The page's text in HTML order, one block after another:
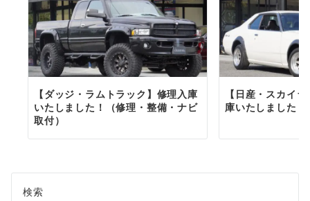
【ダッジ・ラムトラック】修理入庫
いたしました！（修理・整備・ナビ
取付）
【日産・スカイ
庫いたしました
検索